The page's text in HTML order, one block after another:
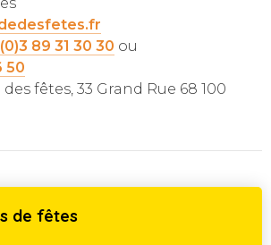
89 31 30 30 ou
50
des fêtes, 33 Grand Rue 68 100
de fêtes